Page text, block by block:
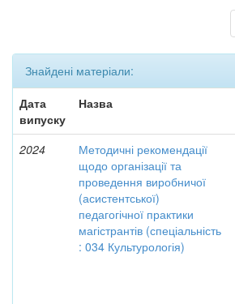
Знайдені матеріали:
Дата
випуску
Назва
2024
Методичні рекомендації
щодо організації та
проведення виробничої
(асистентської)
педагогічної практики
магістрантів (спеціальність
: 034 Культурологія)